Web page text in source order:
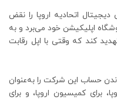
دیجیتال اتحادیه اروپا را نقض
اپلیکیشن خود می‌برد و به
کند که وقتی با اپل رقابت
حساب این شرکت را به‌عنوان
برای کمیسیون اروپا، و برای